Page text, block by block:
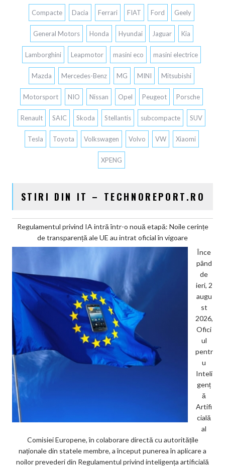
Compacte Dacia Ferrari FIAT Ford Geely
General Motors Honda Hyundai Jaguar Kia
Lamborghini Leapmotor masini eco masini electrice
Mazda Mercedes-Benz MG MINI Mitsubishi
Motorsport NIO Nissan Opel Peugeot Porsche
Renault SAIC Skoda Stellantis subcompacte SUV
Tesla Toyota Volkswagen Volvo VW Xiaomi
XPENG
STIRI DIN IT – TECHNOREPORT.RO
Regulamentul privind IA intră într-o nouă etapă: Noile cerințe
de transparență ale UE au intrat oficial în vigoare
Înce
pând
de
ieri, 2
augu
st
2026,
Ofici
ul
pentr
u
Inteli
genț
ă
Artifi
cială
al
Comisiei Europene, în colaborare directă cu autoritățile
naționale din statele membre, a început punerea în aplicare a
noilor prevederi din Regulamentul privind inteligența artificială